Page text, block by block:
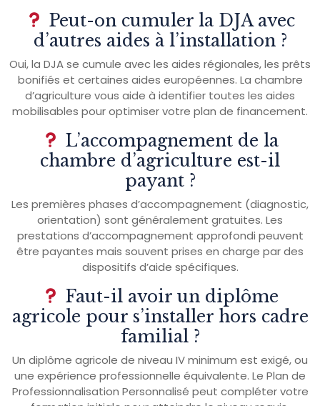
Peut-on cumuler la DJA avec
d’autres aides à l’installation ?
Oui, la DJA se cumule avec les aides régionales, les prêts
bonifiés et certaines aides européennes. La chambre
d’agriculture vous aide à identifier toutes les aides
mobilisables pour optimiser votre plan de financement.
L’accompagnement de la
chambre d’agriculture est-il
payant ?
Les premières phases d’accompagnement (diagnostic,
orientation) sont généralement gratuites. Les
prestations d’accompagnement approfondi peuvent
être payantes mais souvent prises en charge par des
dispositifs d’aide spécifiques.
Faut-il avoir un diplôme
agricole pour s’installer hors cadre
familial ?
Un diplôme agricole de niveau IV minimum est exigé, ou
une expérience professionnelle équivalente. Le Plan de
Professionnalisation Personnalisé peut compléter votre